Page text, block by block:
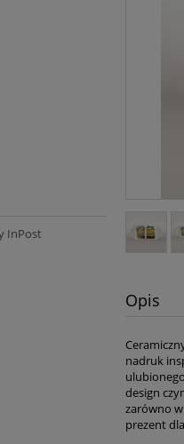
Opis
nadruk
design
zarówno
prezent